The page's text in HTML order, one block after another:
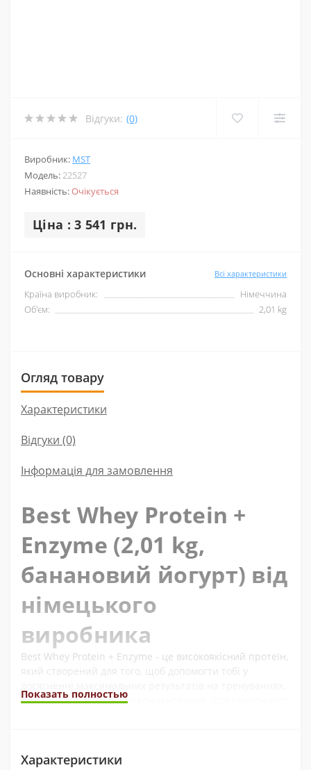
Відгуки: (0)
Виробник: MST
Модель:22527
Наявність:Очікується
Ціна : 3 541 грн.
Основні характеристики Всі характеристики
Країна виробник:
Німеччина
Об'єм:
2,01 kg
Огляд товару
Характеристики
Відгуки (0)
Інформація для замовлення
Best Whey Protein +
Enzyme (2,01 kg,
банановий йогурт) від
німецького
виробника
Best Whey Protein + Enzyme - це високоякісний протеїн,
який створений для того, щоб допомогти тобі у
Цей протеїн має високу концентрацію (80%) молочного
Показать полностью
Характеристики